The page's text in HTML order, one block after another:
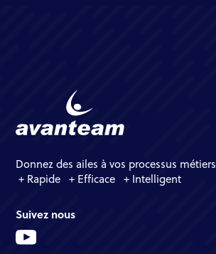
Donnez des ailes à vos processus métiers
+ Rapide + Efficace + Intelligent
Suivez nous